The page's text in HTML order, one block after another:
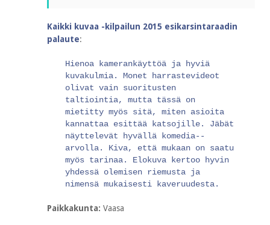
Kaikki kuvaa -kilpailun 2015 esikarsintaraadin
palaute:
Hienoa kamerankäyttöä ja hyviä
kuvakulmia. Monet harrastevideot
olivat vain suoritusten
taltiointia, mutta tässä on
mietitty myös sitä, miten asioita
kannattaa esittää katsojille. Jäbät
näyttelevät hyvällä komedia-­
arvolla. Kiva, että mukaan on saatu
myös tarinaa. Elokuva kertoo hyvin
yhdessä olemisen riemusta ja
nimensä mukaisesti kaveruudesta.
Paikkakunta: Vaasa